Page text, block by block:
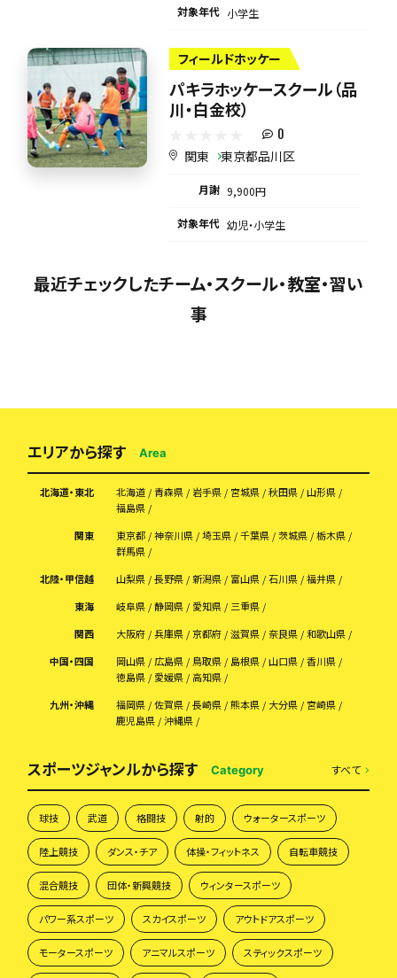
対象年代 小学生
フィールドホッケー
パキラホッケースクール（品
川・白金校）
0
関東 東京都品川区
月謝 9,900円
対象年代 幼児・小学生
最近チェックしたチーム・スクール・教室・習い
事
エリアから探す Area
北海道・東北 北海道 青森県 岩手県 宮城県 秋田県
山形県
福島県
関東
東京都 神奈川県 埼玉県 千葉県 茨城県
栃木県
群馬県
北陸・甲信越
山梨県 長野県 新潟県 富山県 石川県
福井県
東海
岐阜県 静岡県 愛知県
三重県
関西
大阪府 兵庫県 京都府 滋賀県 奈良県
和歌山県
中国・四国
岡山県 広島県 鳥取県 島根県 山口県
香川県
徳島県
愛媛県
高知県
九州・沖縄
福岡県 佐賀県 長崎県 熊本県 大分県
宮崎県
鹿児島県
沖縄県
スポーツジャンルから探す Category すべて
球技 武道 格闘技 射的 ウォータースポーツ
陸上競技 ダンス・チア 体操・フィットネス 自転車競技
混合競技 団体・新興競技 ウィンタースポーツ
パワー系スポーツ スカイスポーツ アウトドアスポーツ
モータースポーツ アニマルスポーツ スティックスポーツ